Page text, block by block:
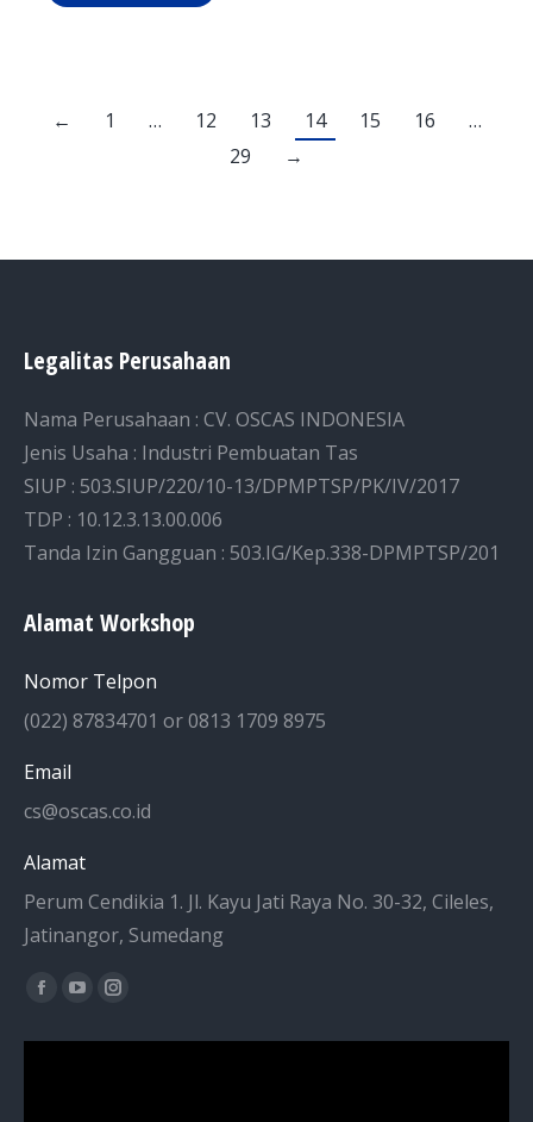
← 1 … 12 13 14 15 16
…
29
→
Legalitas Perusahaan
Nama Perusahaan : CV. OSCAS INDONESIA
Jenis Usaha : Industri Pembuatan Tas
SIUP : 503.SIUP/220/10-13/DPMPTSP/PK/IV/2017
TDP : 10.12.3.13.00.006
Tanda Izin Gangguan : 503.IG/Kep.338-DPMPTSP/201
Alamat Workshop
Nomor Telpon
(022) 87834701 or 0813 1709 8975
Email
cs@oscas.co.id
Alamat
Perum Cendikia 1. Jl. Kayu Jati Raya No. 30-32, Cileles,
Jatinangor, Sumedang
Find us on:
Facebook
YouTubeInstagram